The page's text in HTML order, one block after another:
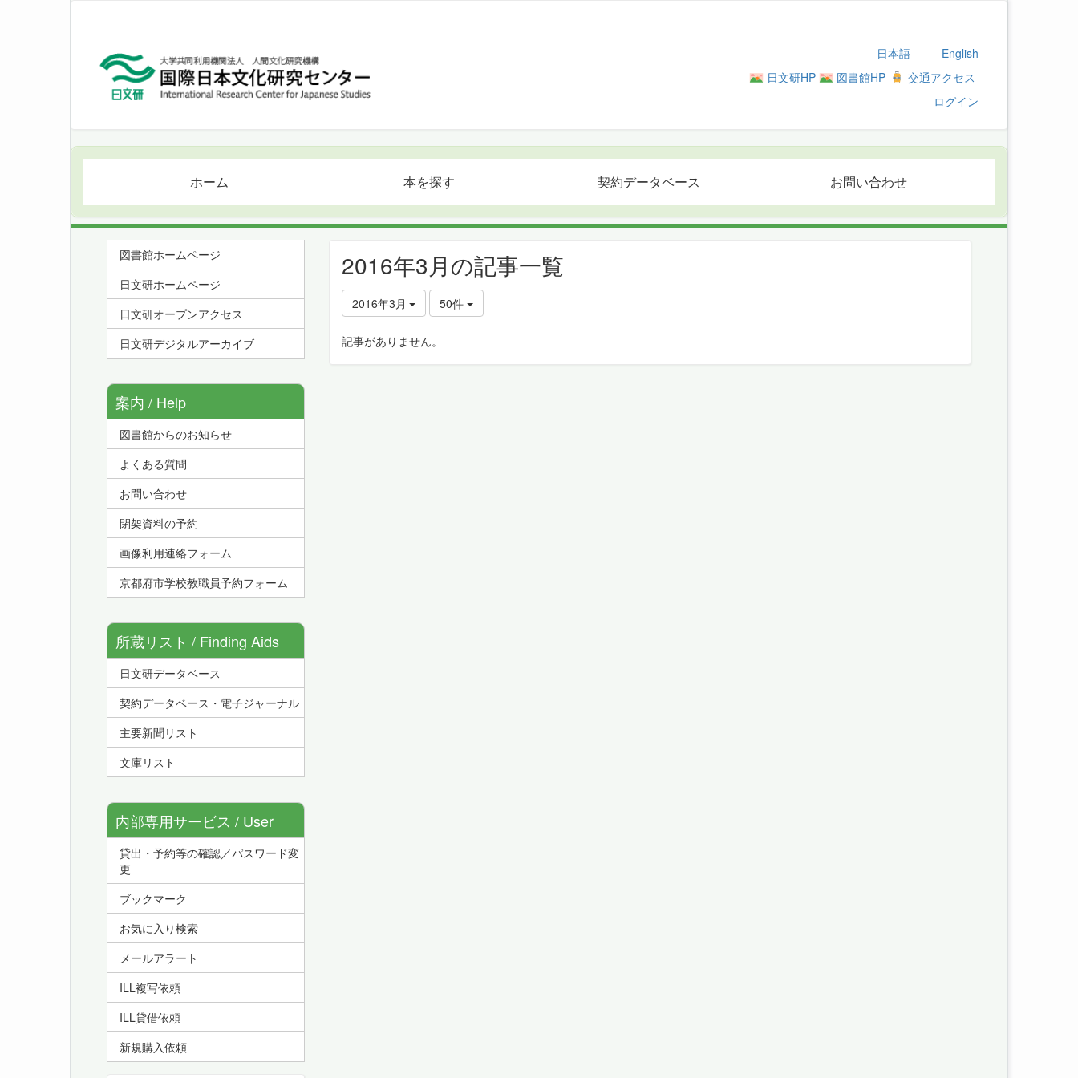
日本語｜ English
日文研HP
図書館HP
交通アクセス
ログイン
ホーム 本を探す 契約データベース お問い合わせ
2016年3月の記事一覧
2016年3月 50件
記事がありません。
図書館ホームページ
日文研ホームページ
日文研オープンアクセス
日文研デジタルアーカイブ
案内 / Help
図書館からのお知らせ
よくある質問
お問い合わせ
閉架資料の予約
画像利用連絡フォーム
京都府市学校教職員予約フォーム
所蔵リスト / Finding Aids
日文研データベース
契約データベース・電子ジャーナル
主要新聞リスト
文庫リスト
内部専用サービス / User
Service
貸出・予約等の確認／パスワード変
更
ブックマーク
お気に入り検索
メールアラート
ILL複写依頼
ILL貸借依頼
新規購入依頼